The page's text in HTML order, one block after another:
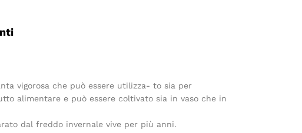
vigorosa che può essere utilizza- to sia per
alimentare e può essere coltivato sia in vaso che in
dal freddo invernale vive per più anni.